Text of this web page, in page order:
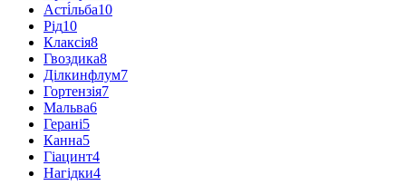
Асті́льба10
Рід10
Клаксія8
Гвоздика8
Ділкинфлум7
Гортензія7
Мальва6
Герані5
Канна5
Гіацинт4
Нагідки4